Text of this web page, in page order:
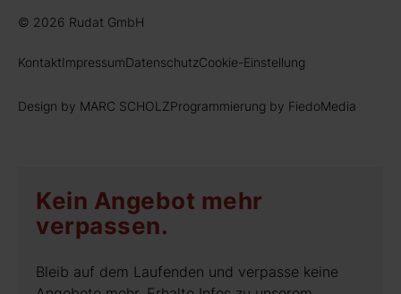
© 2026 Rudat GmbH
KontaktImpressumDatenschutzCookie-Einstellung
Design by MARC SCHOLZProgrammierung by FiedoMedia
Kein Angebot mehr
verpassen.
Bleib auf dem Laufenden und verpasse keine